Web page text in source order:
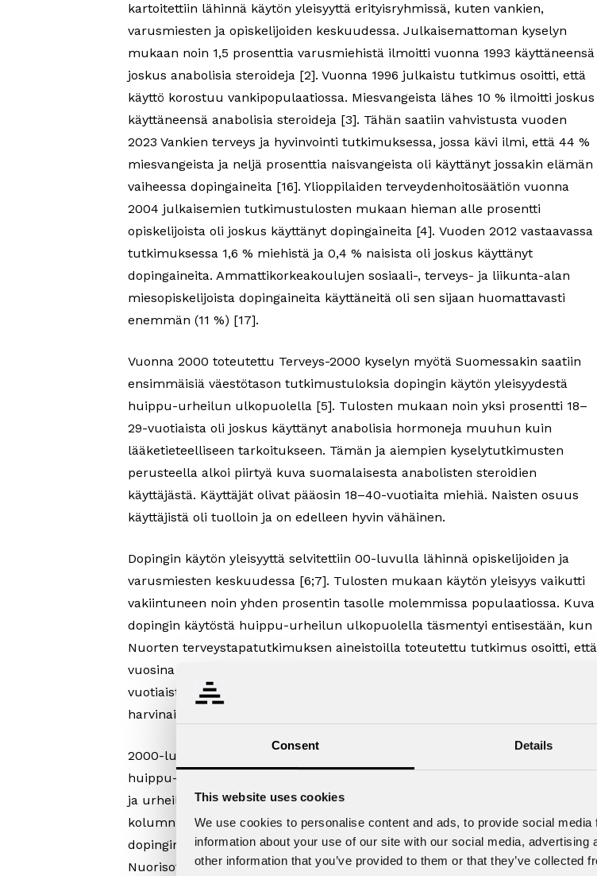
Consent Details
This website uses cookies
We use cookies to personalise content and ads, to provide social
information about your use of our site with our social media,
other information that you’ve provided to them or that they’ve collected
kartoitettiin lähinnä käytön yleisyyttä erityisryhmissä, kuten vankien,
varusmiesten ja opiskelijoiden keskuudessa. Julkaisemattoman kyselyn
mukaan noin 1,5 prosenttia varusmiehistä ilmoitti vuonna 1993 käyttäneensä
joskus anabolisia steroideja [2]. Vuonna 1996 julkaistu tutkimus osoitti, että
käyttö korostuu vankipopulaatiossa. Miesvangeista lähes 10 % ilmoitti joskus
käyttäneensä anabolisia steroideja [3]. Tähän saatiin vahvistusta vuoden
2023 Vankien terveys ja hyvinvointi tutkimuksessa, jossa kävi ilmi, että 44 %
miesvangeista ja neljä prosenttia naisvangeista oli käyttänyt jossakin elämän
vaiheessa dopingaineita [16]. Ylioppilaiden terveydenhoitosäätiön vuonna
2004 julkaisemien tutkimustulosten mukaan hieman alle prosentti
opiskelijoista oli joskus käyttänyt dopingaineita [4]. Vuoden 2012 vastaavassa
tutkimuksessa 1,6 % miehistä ja 0,4 % naisista oli joskus käyttänyt
dopingaineita. Ammattikorkeakoulujen sosiaali-, terveys- ja liikunta-alan
miesopiskelijoista dopingaineita käyttäneitä oli sen sijaan huomattavasti
enemmän (11 %) [17].
Vuonna 2000 toteutettu Terveys-2000 kyselyn myötä Suomessakin saatiin
ensimmäisiä väestötason tutkimustuloksia dopingin käytön yleisyydestä
huippu-urheilun ulkopuolella [5]. Tulosten mukaan noin yksi prosentti 18–
29-vuotiaista oli joskus käyttänyt anabolisia hormoneja muuhun kuin
lääketieteelliseen tarkoitukseen. Tämän ja aiempien kyselytutkimusten
perusteella alkoi piirtyä kuva suomalaisesta anabolisten steroidien
käyttäjästä. Käyttäjät olivat pääosin 18–40-vuotiaita miehiä. Naisten osuus
käyttäjistä oli tuolloin ja on edelleen hyvin vähäinen.
Dopingin käytön yleisyyttä selvitettiin 00-luvulla lähinnä opiskelijoiden ja
varusmiesten keskuudessa [6;7]. Tulosten mukaan käytön yleisyys vaikutti
vakiintuneen noin yhden prosentin tasolle molemmissa populaatiossa. Kuva
dopingin käytöstä huippu-urheilun ulkopuolella täsmentyi entisestään, kun
Nuorten terveystapatutkimuksen aineistoilla toteutettu tutkimus osoitti, että
vuosina 1991–2005 anabolisia steroideja oli kokeillut 0,3 prosenttia 12–18-
vuotiaista nuorista [8]. Nuorten keskuudessa dopingin käyttö oli siis hyvin
harvinaista.
2000-luvun ensimmäisen vuosikymmenen lopulla dopingin käytön yleisyys
huippu-urheilun ulkopuolella nousi poliittiseksi huolenaiheeksi. Kulttuuri-
ja urheiluministeri Stefan Wallinin esitti vuonna 2007 Turun Sanomien
kolumnissa sekä opetus- ja kulttuuriministeriön tiedotteessa huolensa
dopingin käytön yleistymisestä [9;10]. Ministeriön aloitteesta
Nuorisotutkimusverkostossa käynnistettiin aiheesta vuonna 2009